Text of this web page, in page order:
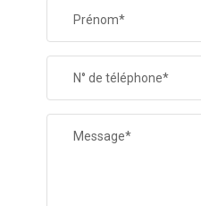
Prénom*
N° de téléphone*
Message*